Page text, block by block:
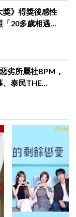
獎》得獎後感性
20多歲相遇，
劣所屬社BPM，
、泰民THE